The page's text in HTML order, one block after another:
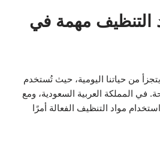
التنظيف مهمة في
من حياتنا اليومية، حيث تُستخدم
في المملكة العربية السعودية، ومع
مواد التنظيف الفعالة أمرًا